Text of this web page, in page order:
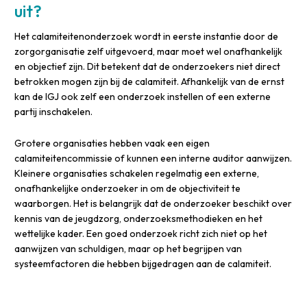
uit?
Het calamiteitenonderzoek wordt in eerste instantie door de
zorgorganisatie zelf uitgevoerd, maar moet wel onafhankelijk
en objectief zijn. Dit betekent dat de onderzoekers niet direct
betrokken mogen zijn bij de calamiteit. Afhankelijk van de ernst
kan de IGJ ook zelf een onderzoek instellen of een externe
partij inschakelen.
Grotere organisaties hebben vaak een eigen
calamiteitencommissie of kunnen een interne auditor aanwijzen.
Kleinere organisaties schakelen regelmatig een externe,
onafhankelijke onderzoeker in om de objectiviteit te
waarborgen. Het is belangrijk dat de onderzoeker beschikt over
kennis van de jeugdzorg, onderzoeksmethodieken en het
wettelijke kader. Een goed onderzoek richt zich niet op het
aanwijzen van schuldigen, maar op het begrijpen van
systeemfactoren die hebben bijgedragen aan de calamiteit.